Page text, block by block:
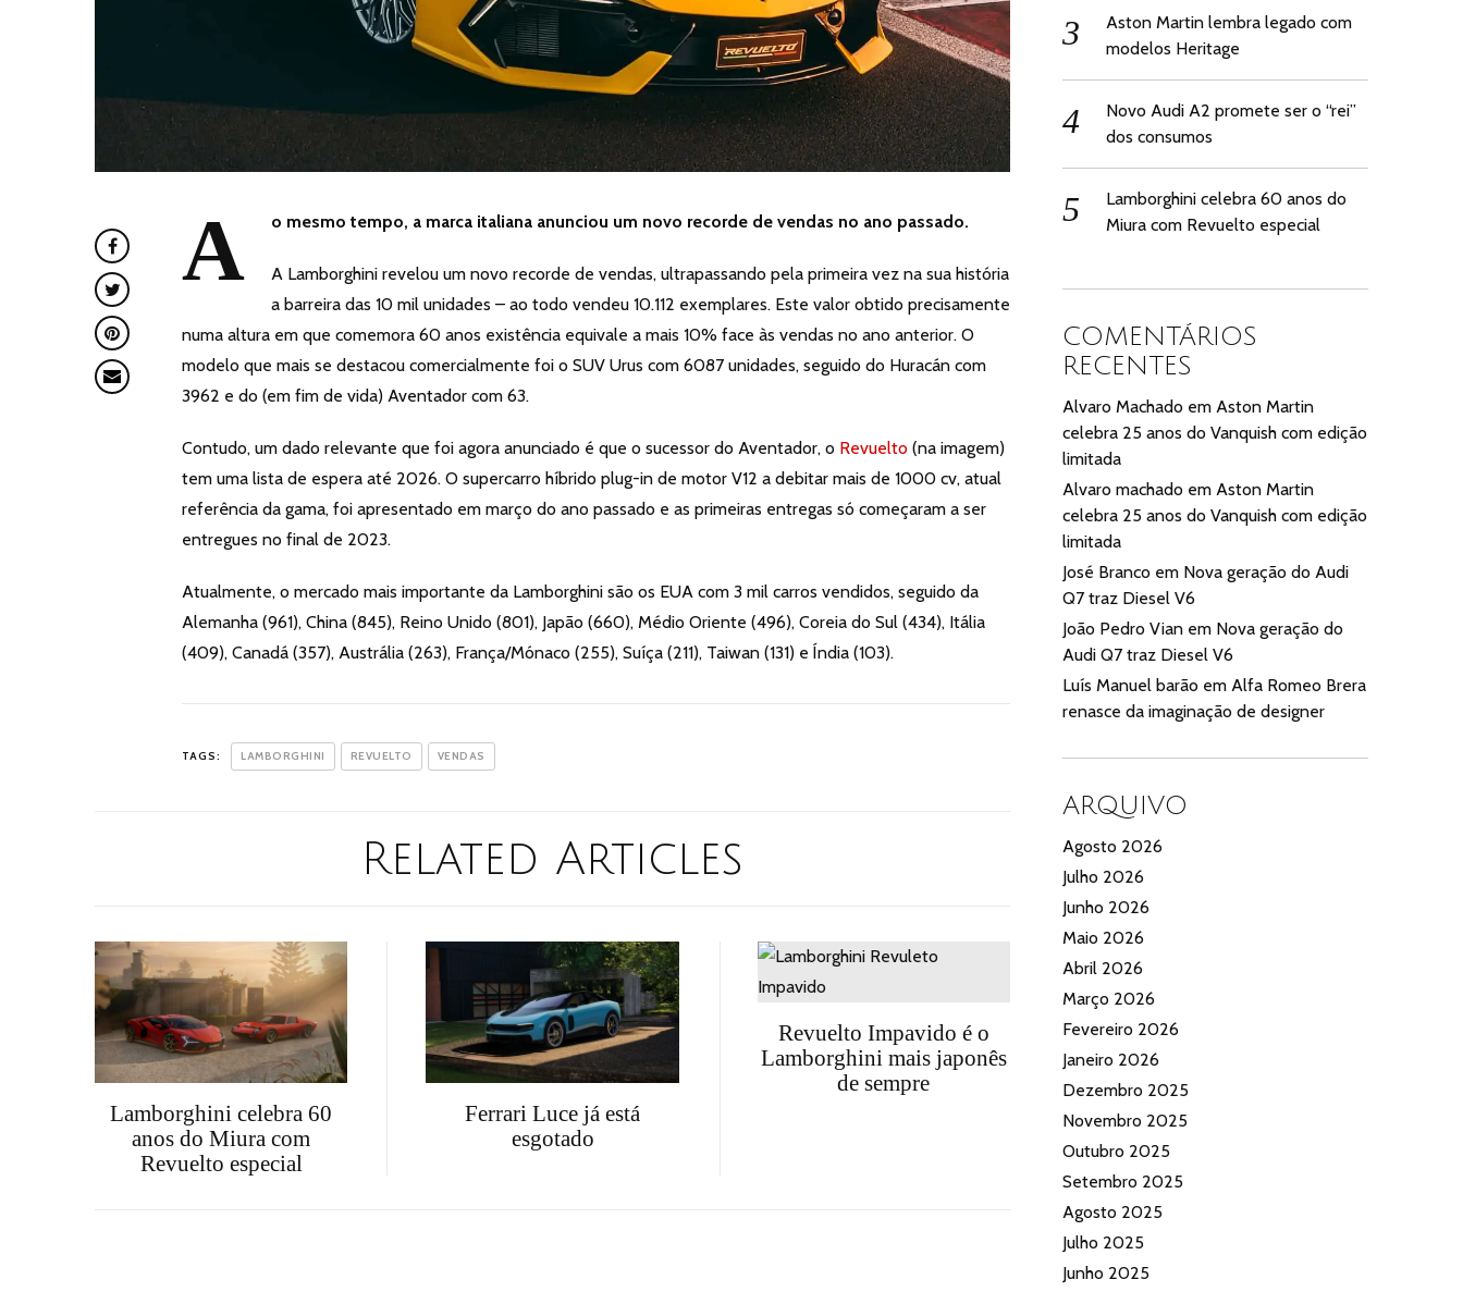
A o mesmo tempo, a marca italiana anunciou um novo recorde de vendas no ano passado.
A Lamborghini revelou um novo recorde de vendas, ultrapassando pela primeira vez na sua história
a barreira das 10 mil unidades – ao todo vendeu 10.112 exemplares. Este valor obtido precisamente
numa altura em que comemora 60 anos existência equivale a mais 10% face às vendas no ano anterior. O
modelo que mais se destacou comercialmente foi o SUV Urus com 6087 unidades, seguido do Huracán com
3962 e do (em fim de vida) Aventador com 63.
Contudo, um dado relevante que foi agora anunciado é que o sucessor do Aventador, o Revuelto (na imagem)
tem uma lista de espera até 2026. O supercarro híbrido plug-in de motor V12 a debitar mais de 1000 cv, atual
referência da gama, foi apresentado em março do ano passado e as primeiras entregas só começaram a ser
entregues no final de 2023.
Atualmente, o mercado mais importante da Lamborghini são os EUA com 3 mil carros vendidos, seguido da
Alemanha (961), China (845), Reino Unido (801), Japão (660), Médio Oriente (496), Coreia do Sul (434), Itália
(409), Canadá (357), Austrália (263), França/Mónaco (255), Suíça (211), Taiwan (131) e Índia (103).
TAGS: LAMBORGHINI REVUELTO VENDAS
Related Articles
Lamborghini celebra 60
anos do Miura com
Revuelto especial
Ferrari Luce já está
esgotado
Revuelto Impavido é o
Lamborghini mais japonês
de sempre
Aston Martin lembra legado com
modelos Heritage
Novo Audi A2 promete ser o “rei”
dos consumos
Lamborghini celebra 60 anos do
Miura com Revuelto especial
COMENTÁRIOS
RECENTES
Alvaro Machado emAston Martin
celebra 25 anos do Vanquish com edição
limitada
Alvaro machado emAston Martin
celebra 25 anos do Vanquish com edição
limitada
José Branco em Nova geração do Audi
Q7 traz Diesel V6
João Pedro Vian em Nova geração do
Audi Q7 traz Diesel V6
Luís Manuel barão emAlfa Romeo Brera
renasce da imaginação de designer
ARQUIVO
Agosto 2026
Julho 2026
Junho 2026
Maio 2026
Abril 2026
Março 2026
Fevereiro 2026
Janeiro 2026
Dezembro 2025
Novembro 2025
Outubro 2025
Setembro 2025
Agosto 2025
Julho 2025
Junho 2025